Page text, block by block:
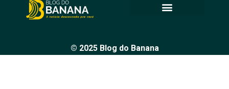
© 2025 Blog do Banana